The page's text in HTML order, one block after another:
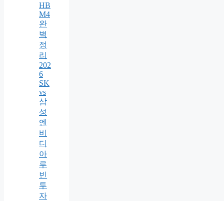
HB
M4
완
벽
정
리
202
6
SK
vs
삼
성
엔
비
디
아
루
빈
투
자